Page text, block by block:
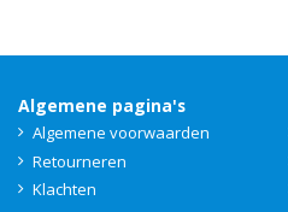
Algemene pagina's
Algemene voorwaarden
Retourneren
Klachten